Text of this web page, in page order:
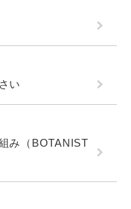
い
み（BOTANIST